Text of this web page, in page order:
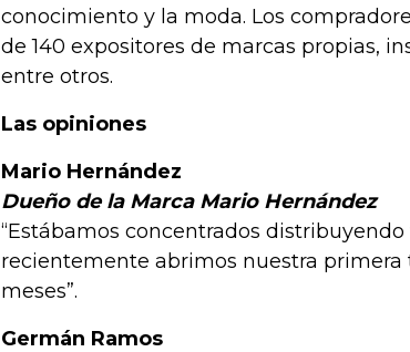
conocimiento y la moda. Los
de 140 expositores de marcas propias,
entre otros.
Las opiniones
Mario Hernández
Dueño de la Marca Mario Hernández
“Estábamos concentrados
recientemente abrimos nuestra primera
meses”.
Germán Ramos